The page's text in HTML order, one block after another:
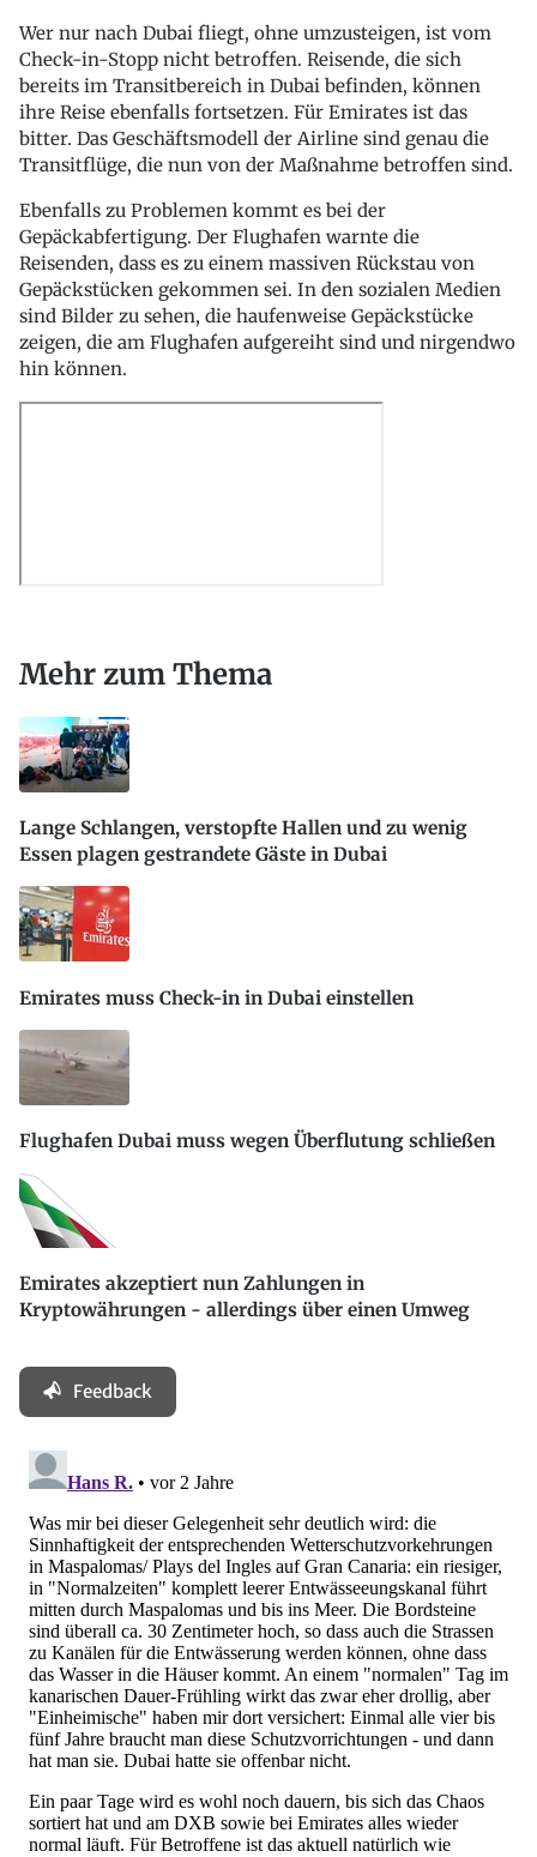
Wer nur nach Dubai fliegt, ohne umzusteigen, ist vom
Check-in-Stopp nicht betroffen. Reisende, die sich
bereits im Transitbereich in Dubai befinden, können
ihre Reise ebenfalls fortsetzen. Für Emirates ist das
bitter. Das Geschäftsmodell der Airline sind genau die
Transitflüge, die nun von der Maßnahme betroffen sind.
Ebenfalls zu Problemen kommt es bei der
Gepäckabfertigung. Der Flughafen warnte die
Reisenden, dass es zu einem massiven Rückstau von
Gepäckstücken gekommen sei. In den sozialen Medien
sind Bilder zu sehen, die haufenweise Gepäckstücke
zeigen, die am Flughafen aufgereiht sind und nirgendwo
hin können.
Mehr zum Thema
Lange Schlangen, verstopfte Hallen und zu wenig
Essen plagen gestrandete Gäste in Dubai
Emirates muss Check-in in Dubai einstellen
Flughafen Dubai muss wegen Überflutung schließen
Emirates akzeptiert nun Zahlungen in
Kryptowährungen - allerdings über einen Umweg
Feedback